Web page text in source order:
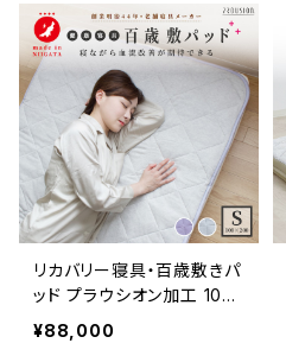
リカバリー寝具・百歳敷きパ
ッド プラウシオン加工 100
×200cm
¥88,000